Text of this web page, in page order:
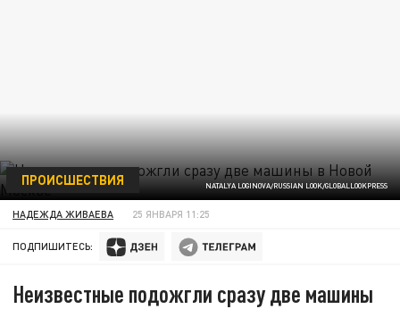
NATALYA LOGINOVA/RUSSIAN LOOK/GLOBALLOOKPRESS
ПРОИСШЕСТВИЯ
НАДЕЖДА ЖИВАЕВА 25 ЯНВАРЯ 11:25
ПОДПИШИТЕСЬ:
Неизвестные подожгли сразу две машины